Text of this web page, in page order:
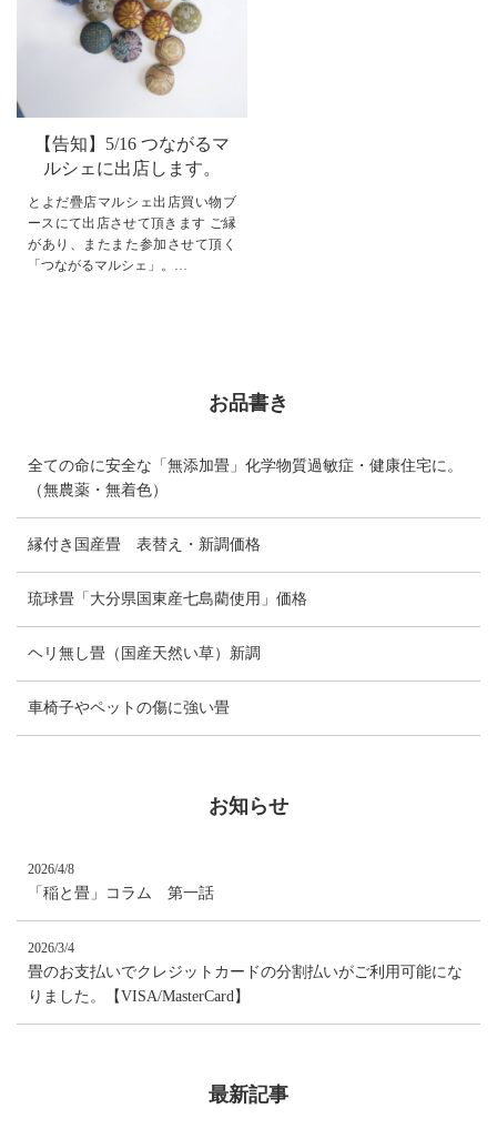
【告知】5/16 つながるマ
ルシェに出店します。
とよだ疊店マルシェ出店買い物ブ
ースにて出店させて頂きます ご縁
があり、またまた参加させて頂く
「つながるマルシェ」。
お品書き
全ての命に安全な「無添加畳」化学物質過敏症・健康住宅に。
（無農薬・無着色）
縁付き国産畳 表替え・新調価格
琉球畳「大分県国東産七島藺使用」価格
ヘリ無し畳（国産天然い草）新調
車椅子やペットの傷に強い畳
お知らせ
2026/4/8
「稲と畳」コラム 第一話
2026/3/4
畳のお支払いでクレジットカードの分割払いがご利用可能にな
りました。【VISA/MasterCard】
最新記事